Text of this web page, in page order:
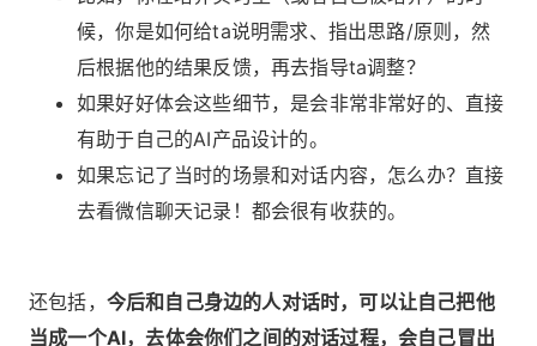
候，你是如何给ta说明需求、指出思路/原则，然
后根据他的结果反馈，再去指导ta调整？
如果好好体会这些细节，是会非常非常好的、直接
有助于自己的AI产品设计的。
如果忘记了当时的场景和对话内容，怎么办？直接
去看微信聊天记录！都会很有收获的。
还包括， 今后和自己身边的人对话时，可以让自己把他
当成一个AI，去体会你们之间的对话过程，会自己冒出